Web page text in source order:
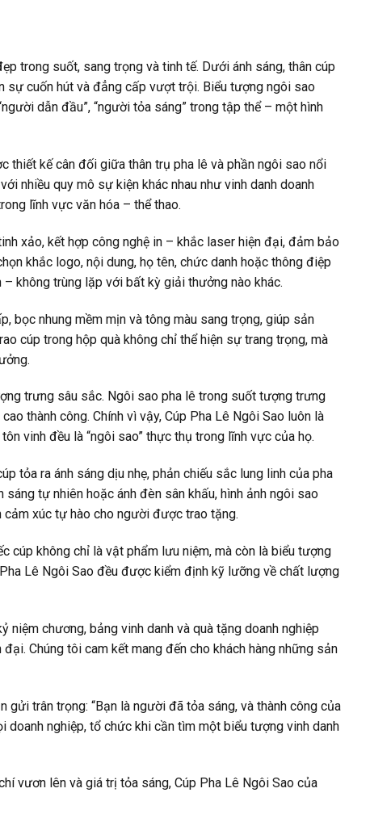
trong suốt, sang trọng và tinh tế. Dưới ánh sáng, thân cúp
sự cuốn hút và đẳng cấp vượt trội. Biểu tượng ngôi sao
dẫn đầu”, “người tỏa sáng” trong tập thể – một hình
thiết kế cân đối giữa thân trụ pha lê và phần ngôi sao nổi
nhiều quy mô sự kiện khác nhau như vinh danh doanh
lĩnh vực văn hóa – thể thao.
xảo, kết hợp công nghệ in – khắc laser hiện đại, đảm bảo
khắc logo, nội dung, họ tên, chức danh hoặc thông điệp
không trùng lặp với bất kỳ giải thưởng nào khác.
bọc nhung mềm mịn và tông màu sang trọng, giúp sản
cúp trong hộp quà không chỉ thể hiện sự trang trọng, mà
trưng sâu sắc. Ngôi sao pha lê trong suốt tượng trưng
thành công. Chính vì vậy, Cúp Pha Lê Ngôi Sao luôn là
vinh đều là “ngôi sao” thực thụ trong lĩnh vực của họ.
tỏa ra ánh sáng dịu nhẹ, phản chiếu sắc lung linh của pha
tự nhiên hoặc ánh đèn sân khấu, hình ảnh ngôi sao
cảm xúc tự hào cho người được trao tặng.
cúp không chỉ là vật phẩm lưu niệm, mà còn là biểu tượng
Lê Ngôi Sao đều được kiểm định kỹ lưỡng về chất lượng
chương, bảng vinh danh và quà tặng doanh nghiệp
Chúng tôi cam kết mang đến cho khách hàng những sản
gửi trân trọng: “Bạn là người đã tỏa sáng, và thành công của
nghiệp, tổ chức khi cần tìm một biểu tượng vinh danh
vươn lên và giá trị tỏa sáng, Cúp Pha Lê Ngôi Sao của